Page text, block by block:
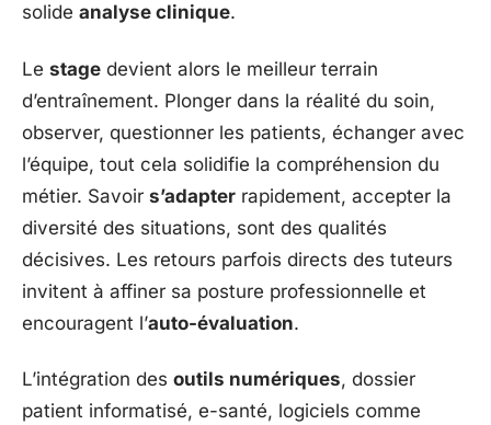
solide analyse clinique.
Le stage devient alors le meilleur terrain
d’entraînement. Plonger dans la réalité du soin,
observer, questionner les patients, échanger avec
l’équipe, tout cela solidifie la compréhension du
métier. Savoir s’adapter rapidement, accepter la
diversité des situations, sont des qualités
décisives. Les retours parfois directs des tuteurs
invitent à affiner sa posture professionnelle et
encouragent l’auto-évaluation.
L’intégration des outils numériques, dossier
patient informatisé, e-santé, logiciels comme